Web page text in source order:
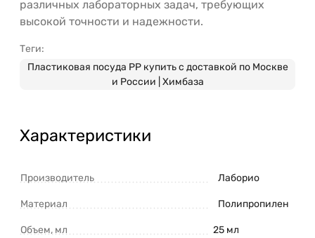
различных лабораторных задач, требующих
высокой точности и надежности.
Теги:
Пластиковая посуда PP купить с доставкой по Москве
и России | Химбаза
Характеристики
Производитель Лаборио
Материал Полипропилен
Объем, мл 25 мл